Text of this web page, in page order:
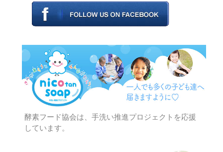
酵素フード協会は、手洗い推進プロジェクトを応援
しています。